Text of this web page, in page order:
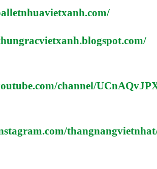
channel/